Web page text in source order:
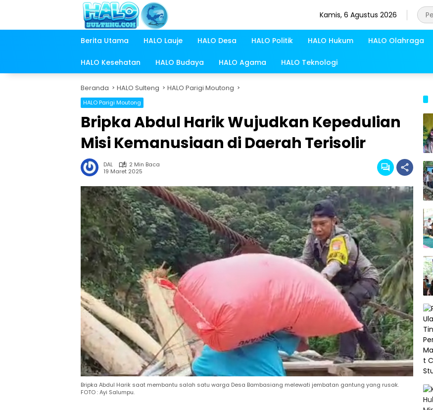
Kamis, 6 Agustus 2026
Berita Utama HALO Lauje HALO Desa HALO Politik HALO Hukum HALO Olahraga
HALO Kesehatan HALO Budaya HALO Agama HALO Teknologi
Beranda HALO Sulteng HALO Parigi Moutong
HALO Parigi Moutong
Bripka Abdul Harik Wujudkan Kepedulian
Misi Kemanusiaan di Daerah Terisolir
DAL
2 Min Baca
19 Maret 2025
Bripka Abdul Harik saat membantu salah satu warga Desa Bambasiang melewati jembatan gantung yang rusak.
FOTO : Ayi Salumpu.